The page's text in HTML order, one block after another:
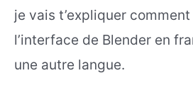
je vais t’expliquer
l’interface de Blender en
une autre langue.